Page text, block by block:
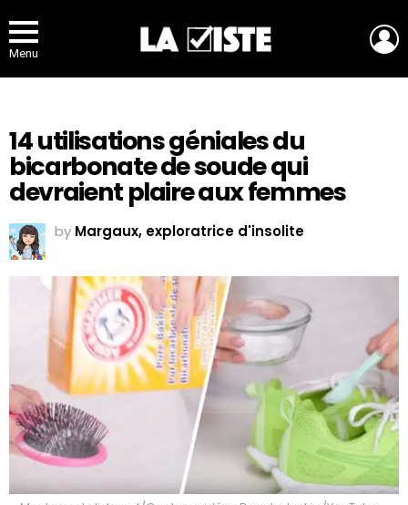
Menu
14 utilisations géniales du
bicarbonate de soude qui
devraient plaire aux femmes
by Margaux, exploratrice d'insolite